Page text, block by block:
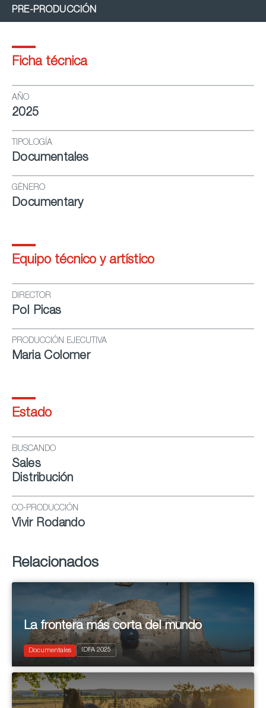
PRE-PRODUCCIÓN
Ficha técnica
AÑO
2025
TIPOLOGÍA
Documentales
GÉNERO
Documentary
Equipo técnico y artístico
DIRECTOR
Pol Picas
PRODUCCIÓN EJECUTIVA
Maria Colomer
Estado
BUSCANDO
Sales
Distribución
CO-PRODUCCIÓN
Vivir Rodando
Relacionados
2025
Documentary
La frontera más corta del mundo
Documentales IDFA 2025